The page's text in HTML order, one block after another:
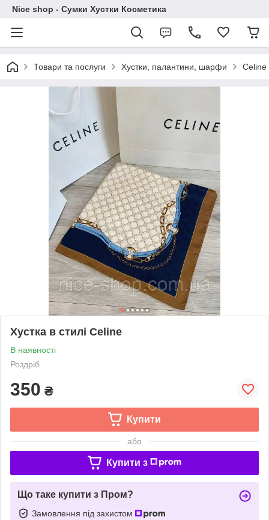
Nice shop - Сумки Хустки Косметика
Товари та послуги Хустки, палантини, шарфи Сeline
Хустка в стилі Celine
В наявності
Роздріб
350 ₴
Купити
або
Купити з
Що таке купити з Пром?
Замовлення під захистом